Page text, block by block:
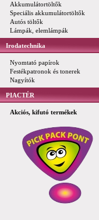
Akkumulátortöltők
Speciális akkumulátortöltők
Autós töltők
Lámpák, elemlámpák
Irodatechnika
Nyomtató papírok
Festékpatronok és tonerek
Nagyítók
PIACTÉR
Akciós, kifutó termékek